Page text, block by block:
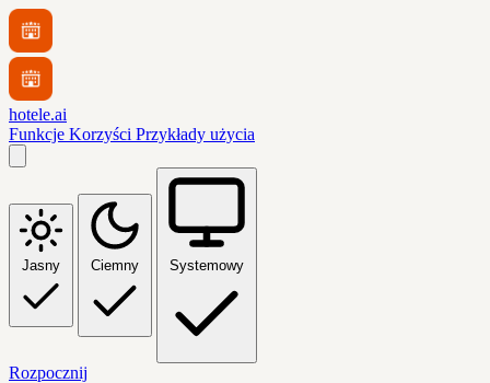
hotele.ai
Funkcje Korzyści Przykłady użycia
Jasny Ciemny Systemowy
Rozpocznij